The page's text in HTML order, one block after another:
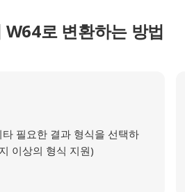
W64로 변환하는 방법
필요한 결과 형식을 선택하
이상의 형식 지원)